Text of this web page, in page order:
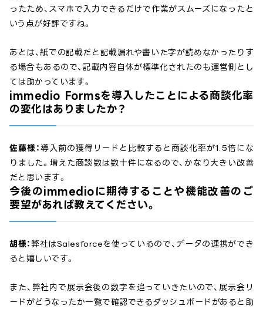
ったため、スマホで入力できるだけで作業がスムーズになったと
いう点が好評ですね。
あとは、紙での記載だと記載漏れや書いた字が読めなかったりす
る場合もあるので、記載内容自体が標準化されたのも運営側とし
ては助かっています。
immedio Formsを導入したことによる商談化率
の変化はありましたか？
佐藤様： 導入前の獲得リードと比較すると商談化率が1.5倍にな
りました。増えた商談数は数十件になるので、かなり大きい改善
だと思います。
今後のimmedioに期待することや機能改善のご
要望があれば教えてください。
胡様： 弊社はSalesforceを使っているので、データの連携ができ
ると嬉しいです。
また、弊社内で展示会後の数字を追っていきたいので、展示会リ
ードがどうなったか一覧で確認できるダッシュボードがあると助